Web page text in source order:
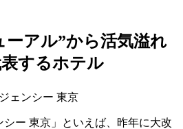
ーアル”から活気溢れ
するホテル
シー 東京」といえば、昨年に大改